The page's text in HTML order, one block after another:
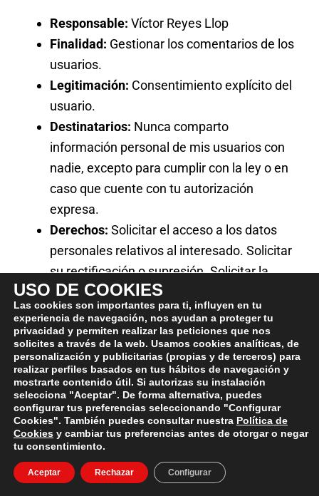
Responsable: Víctor Reyes Llop
Finalidad: Gestionar los comentarios de los
usuarios.
Legitimación: Consentimiento explícito del
usuario.
Destinatarios: Nunca comparto
información personal de mis usuarios con
nadie, excepto para cumplir con la ley o en
caso que cuente con tu autorización
expresa.
Derechos: Solicitar el acceso a los datos
personales relativos al interesado. Solicitar
su rectificación o supresión. Solicitar la
limitación de su tratamiento. Oponerse al
tratamiento. Solicitar la portabilidad de los
datos.
Más información:Puedes ampliar
información acerca de la protección de
datos en el siguiente enlace:política de
privacidad
USO DE COOKIES
Las cookies son importantes para ti, influyen en tu
experiencia de navegación, nos ayudan a proteger tu
privacidad y permiten realizar las peticiones que nos
solicites a través de la web. Usamos cookies analíticas, de
personalización y publicitarias (propias y de terceros) para
realizar perfiles basados en tus hábitos de navegación y
mostrarte contenido útil. Si autorizas su instalación
selecciona "Aceptar". De forma alternativa, puedes
configurar tus preferencias seleccionando "Configurar
Cookies". También puedes consultar nuestra Política de
Cookies y cambiar tus preferencias antes de otorgar o negar
tu consentimiento.
Aceptar Rechazar Configurar